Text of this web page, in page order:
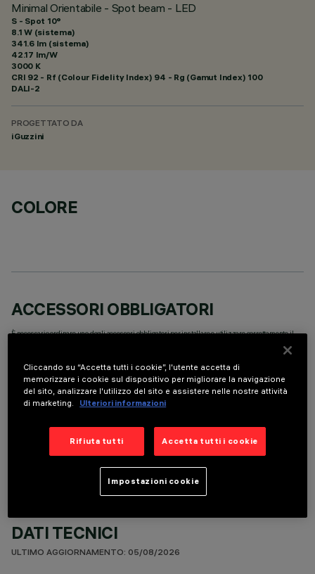
Minimal Orientabile - Spot beam - LED
S - Spot 10°
8.1 W (sistema)
341.6 lm (sistema)
42.17 lm/W
3000 K
CRI 92 - Rf (Colour Fidelity Index) 94 - Rg (Gamut Index) 100
DALI-2
PROGETTATO DA
iGuzzini
COLORE
ACCESSORI OBBLIGATORI
È necessario ordinare uno degli accessori obbligatori per installare e utilizzare correttamente il
COMPONENTI OPZIONALI
DATI TECNICI
ULTIMO AGGIORNAMENTO: 05/08/2026
Cliccando su “Accetta tutti i cookie”, l'utente accetta di
memorizzare i cookie sul dispositivo per migliorare la navigazione
del sito, analizzare l'utilizzo del sito e assistere nelle nostre attività
di marketing.
Ulteriori informazioni
Rifiuta tutti Accetta tutti i cookie
Impostazioni cookie